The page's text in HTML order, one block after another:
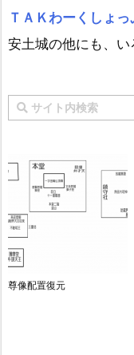
ＴＡＫわーくしょっ
安土城の他にも、い
尊像配置復元